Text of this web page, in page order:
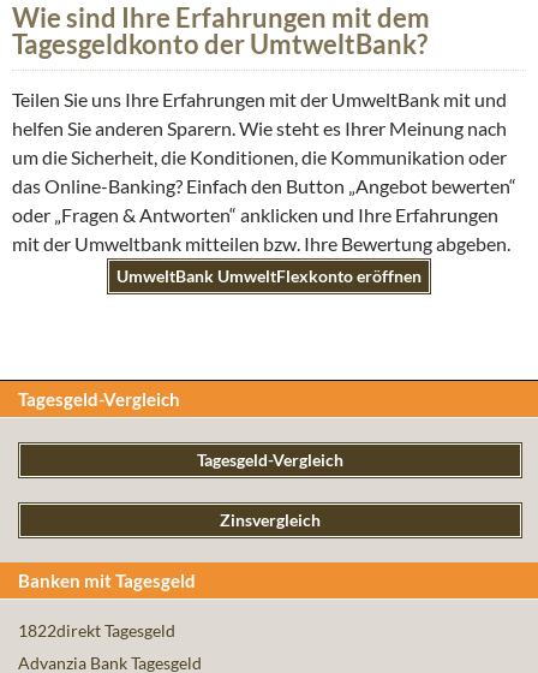
Wie sind Ihre Erfahrungen mit dem
Tagesgeldkonto der UmtweltBank?
Teilen Sie uns Ihre Erfahrungen mit der UmweltBank mit und
helfen Sie anderen Sparern. Wie steht es Ihrer Meinung nach
um die Sicherheit, die Konditionen, die Kommunikation oder
das Online-Banking? Einfach den Button „Angebot bewerten“
oder „Fragen & Antworten“ anklicken und Ihre Erfahrungen
mit der Umweltbank mitteilen bzw. Ihre Bewertung abgeben.
UmweltBank UmweltFlexkonto eröffnen
Tagesgeld-Vergleich
Tagesgeld-Vergleich
Zinsvergleich
Banken mit Tagesgeld
1822direkt Tagesgeld
Advanzia Bank Tagesgeld